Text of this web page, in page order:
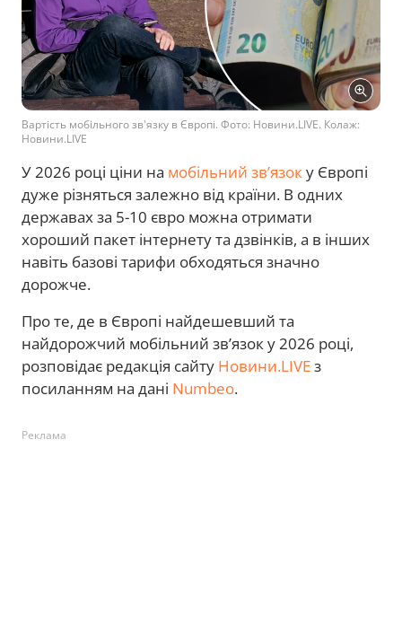
Вартість мобільного зв'язку в Європі. Фото: Новини.LIVE. Колаж:
Новини.LIVE
У 2026 році ціни на мобільний зв’язоку Європі
дуже різняться залежно від країни. В одних
державах за 5-10 євро можна отримати
хороший пакет інтернету та дзвінків, а в інших
навіть базові тарифи обходяться значно
дорожче.
Про те, де в Європі найдешевший та
найдорожчий мобільний зв’язок у 2026 році,
розповідає редакція сайту Новини.LIVEз
посиланням на дані Numbeo.
Реклама